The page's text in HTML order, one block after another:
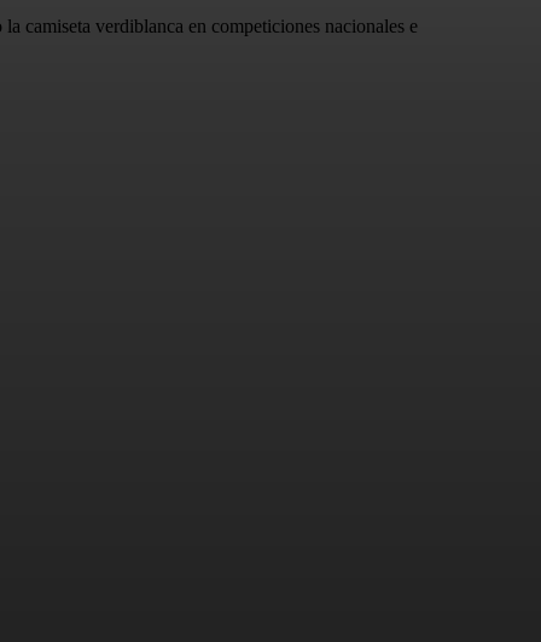
camiseta verdiblanca en competiciones nacionales e